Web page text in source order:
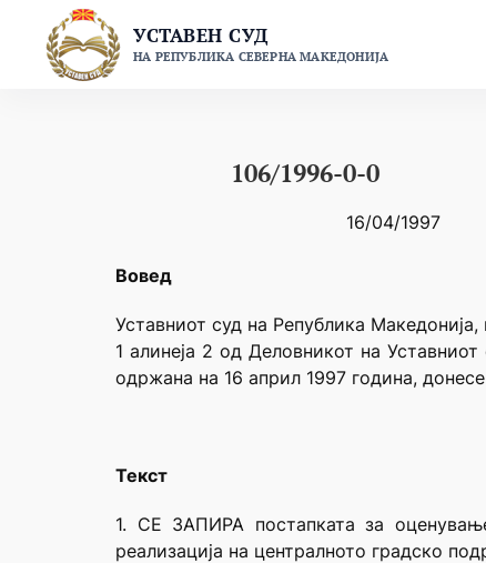
content
УСТАВЕН СУД
НА РЕПУБЛИКА СЕВЕРНА МАКЕДОНИЈА
106/1996-0-0
16/04/1997
Вовед
Уставниот суд на Република
1 алинеја 2 од Деловникот на
одржана на 16 април 1997 година, донесе
Текст
1. СЕ ЗАПИРА постапката за
реализација на централното градско